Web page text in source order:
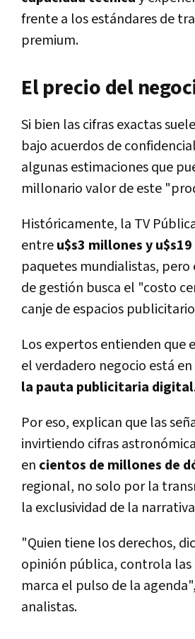
frente a los estándares de
premium.
El precio del
Si bien las cifras exactas
bajo acuerdos de
algunas estimaciones que
millonario valor de este
Históricamente, la TV
entreu$s3 millones y
paquetes mundialistas,
de gestión busca el "costo
canje de espacios
Los expertos entienden que
el verdadero negocio está
la pauta publicitaria digital
Por eso, explican que las
invirtiendo cifras
en cientos de millones de
regional, no solo por la
la exclusividad de la
"Quien tiene los derechos,
opinión pública, controla las
marca el pulso de la
analistas.